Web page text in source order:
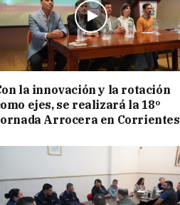
la innovación y la rotación
ejes, se realizará la 18º
Arrocera en Corrientes